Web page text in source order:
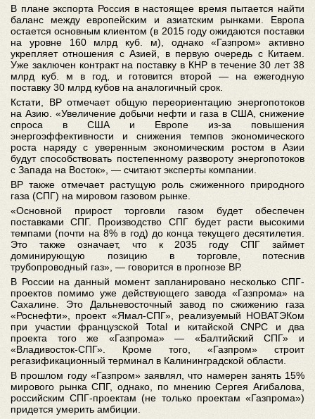
В плане экспорта Россия в настоящее время пытается найти
баланс между европейским и азиатским рынками. Европа
остается основным клиентом (в 2015 году ожидаются поставки
на уровне 160 млрд куб. м), однако «Газпром» активно
укрепляет отношения с Азией, в первую очередь с Китаем.
Уже заключен контракт на поставку в КНР в течение 30 лет 38
млрд куб. м в год, и готовится второй — на ежегодную
поставку 30 млрд кубов на аналогичный срок.
Кстати, ВР отмечает общую переориентацию энергопотоков
на Азию. «Увеличение добычи нефти и газа в США, снижение
спроса в США и Европе из-за повышения
энергоэффективности и снижения темпов экономического
роста наряду с уверенным экономическим ростом в Азии
будут способствовать постепенному развороту энергопотоков
с Запада на Восток», — считают эксперты компании.
ВР также отмечает растущую роль сжиженного природного
газа (СПГ) на мировом газовом рынке.
«Основной прирост торговли газом будет обеспечен
поставками СПГ. Производство СПГ будет расти высокими
темпами (почти на 8% в год) до конца текущего десятилетия.
Это также означает, что к 2035 году СПГ займет
доминирующую позицию в торговле, потеснив
трубопроводный газ», — говорится в прогнозе ВР.
В России на данный момент запланировано несколько СПГ-
проектов помимо уже действующего завода «Газпрома» на
Сахалине. Это Дальневосточный завод по сжижению газа
«Роснефти», проект «Ямал-СПГ», реализуемый НОВАТЭКом
при участии французской Total и китайской CNPC и два
проекта того же «Газпрома» — «Балтийский СПГ» и
«Владивосток-СПГ». Кроме того, «Газпром» строит
регазификационный терминал в Калининградской области.
В прошлом году «Газпром» заявлял, что намерен занять 15%
мирового рынка СПГ, однако, по мнению Сергея Агибалова,
российским СПГ-проектам (не только проектам «Газпрома»)
придется умерить амбиции.